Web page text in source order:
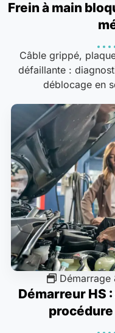
Frein à main
Câble grippé,
défaillante :
déblocage en
Démarrage
Démarreur HS